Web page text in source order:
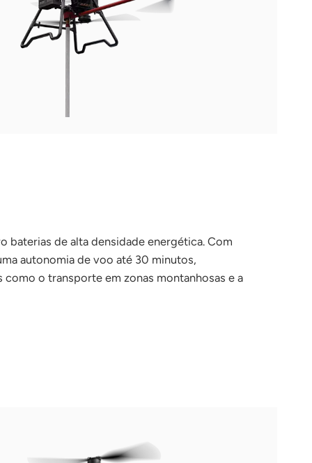
baterias de alta densidade energética. Com
autonomia de voo até 30 minutos,
o transporte em zonas montanhosas e a